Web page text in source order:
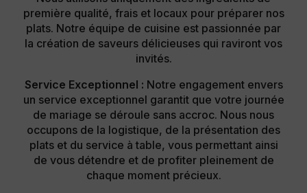
première qualité, frais et locaux pour préparer nos
plats. Notre équipe de cuisine est passionnée par
la création de saveurs délicieuses qui raviront vos
invités.
Service Exceptionnel : Notre engagement envers
un service exceptionnel garantit que votre journée
de mariage se déroule sans accroc. Nous nous
occupons de la logistique, de la présentation des
plats et du service à table, vous permettant ainsi
de vous détendre et de profiter pleinement de
chaque moment précieux.